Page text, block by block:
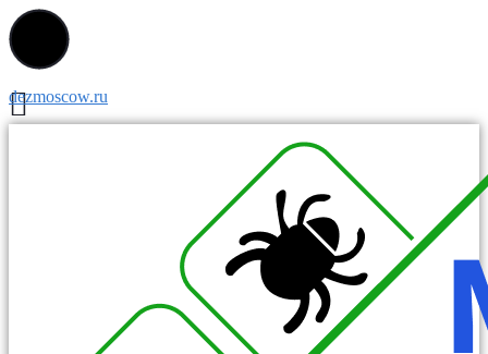
dezmoscow.ru